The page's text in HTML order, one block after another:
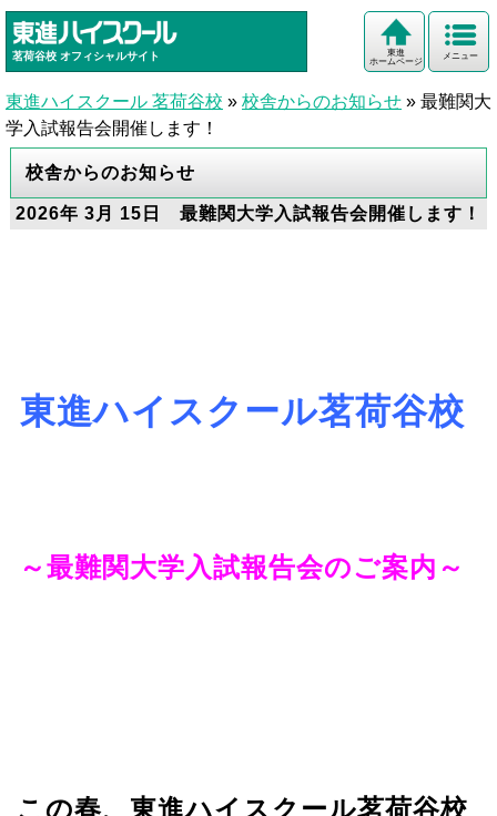
茗荷谷校 オフィシャルサイト メニュー
東進
ホームページ
東進ハイスクール 茗荷谷校 » 校舎からのお知らせ » 最難関大
学入試報告会開催します！
校舎からのお知らせ
2026年 3月 15日 最難関大学入試報告会開催します！
東進ハイスクール茗荷谷校
～最難関大学入試報告会のご案内～
この春、東進ハイスクール茗荷谷校